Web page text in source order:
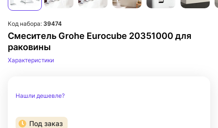
Смеситель Grohe Eurocube 20351000 для
раковины
Код набора: 39474
Характеристики
Нашли дешевле?
Под заказ